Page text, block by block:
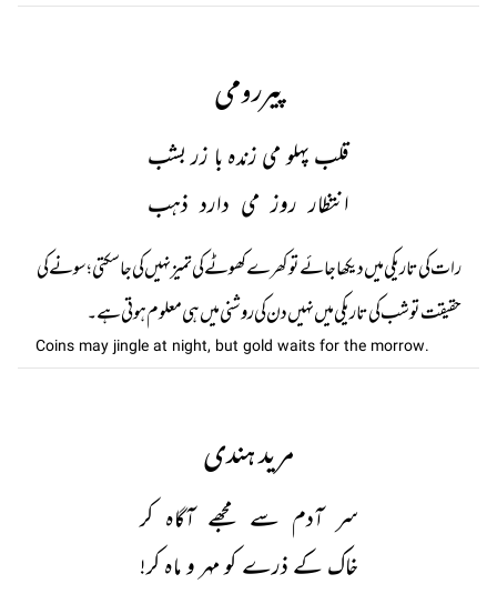
پیررومی
قلب پہلو می زندہ با زر بشب
انتظار روز می دارد ذہب
رات کی تاریکی میں دیکھا جائے تو کھرے کھوٹے کی تمیز نہیں کی جا سکتی؛ سونے کی
حقیقت تو شب کی تاریکی میں نہیں دن کی روشنی میں ہی معلوم ہوتی ہے۔
Coins may jingle at night, but gold waits for the morrow.
مرید ہندی
سر آدم سے مجھے آگاہ کر
خاک کے ذرے کو مہر و ماہ کر!